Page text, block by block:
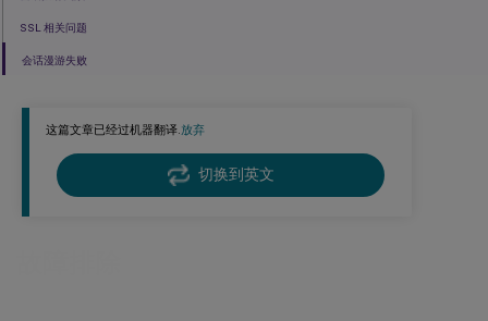
这篇文章已经过机器翻译.放弃
切换到英文
SSL 相关问题
会话漫游失败